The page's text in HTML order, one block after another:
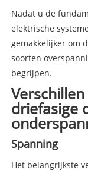
Nadat u de
elektrische
gemakkelijker om
soorten
begrijpen.
driefasige
Spanning
Het belangrijkste